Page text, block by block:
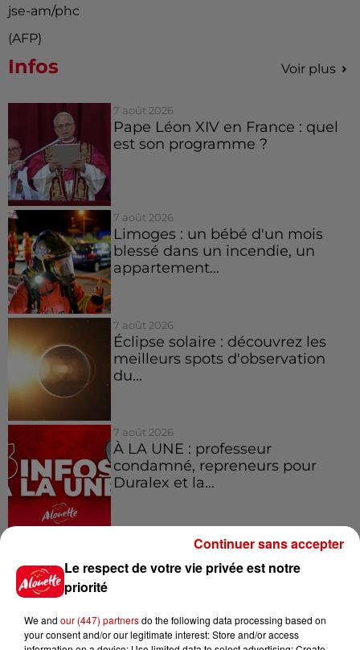
jse-am/phc
(AFP)
Infos Voir plus
7 août 2026
Pape Léon XIV en France : quel
est son programme ?
7 août 2026
Limoges : un bébé d'un mois
blessé dans un incendie, un
appartement...
7 août 2026
Éclipse solaire : découvrez les
meilleurs spots d'observation
du...
7 août 2026
À LA UNE : professeur
condamné, repreneurs pour
Duralex et la...
Jeux Voir plus
Le Duel - Gagnez vos entrées
pour l'un des zoos de nos
Le respect de votre vie privée est notre
priorité
We and our (447) partnersdo the following data processing based on
your consent and/or our legitimate interest: Store and/or access
Continuer sans accepter